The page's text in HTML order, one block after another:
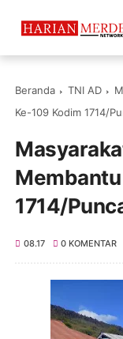
Beranda TNI AD
Ke-109 Kodim 1714/
1714/
08.17 0 KOMENTAR